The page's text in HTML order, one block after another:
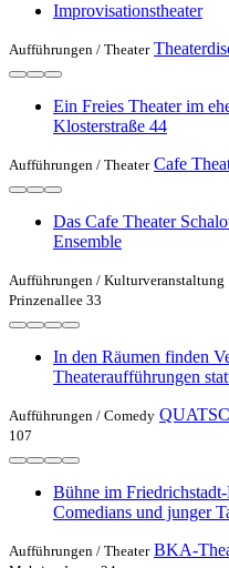
Improvisationstheater
Aufführungen / Theater
Ein Freies Theater im
Klosterstraße 44
Aufführungen / Theater Cafe
Das Cafe Theater
Ensemble
Aufführungen / Kulturveranstaltung
Prinzenallee 33
In den Räumen finden
Theateraufführungen
Aufführungen / Comedy
107
Bühne im
Comedians und junger
Aufführungen / Theater BKA-